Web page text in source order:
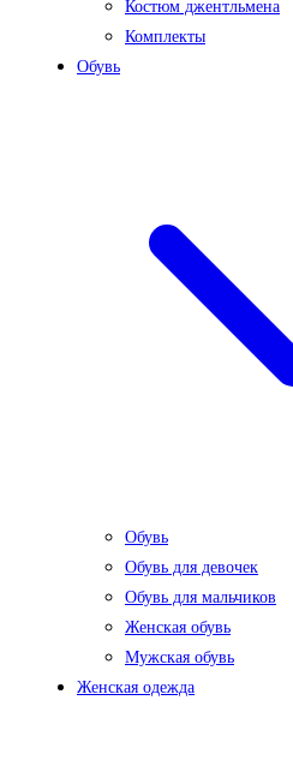
Костюм джентльмена
Комплекты
Обувь
Обувь
Обувь для девочек
Обувь для мальчиков
Женская обувь
Мужская обувь
Женская одежда